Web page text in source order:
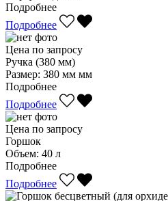
Подробнее
Подробнее
Цена по запросу
Ручка (380 мм)
Размер: 380 мм мм
Подробнее
Подробнее
Цена по запросу
Горшок
Объем: 40 л
Подробнее
Подробнее